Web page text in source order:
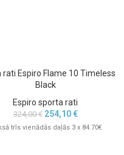
rati Espiro Flame 10 Timeless
Black
Espiro sporta rati
324,00€ 254,10€
trīs vienādās daļās 3 x 84.70€